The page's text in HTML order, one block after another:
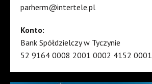
parherm@intertele.pl
Konto:
Bank Spółdzielczy w Tyczynie
52 9164 0008 2001 0002 4152 0001